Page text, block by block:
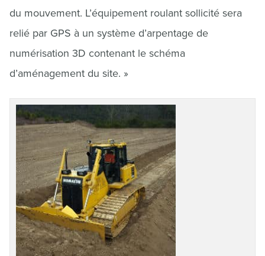
du mouvement. L’équipement roulant sollicité sera
relié par GPS à un système d’arpentage de
numérisation 3D contenant le schéma
d’aménagement du site. »